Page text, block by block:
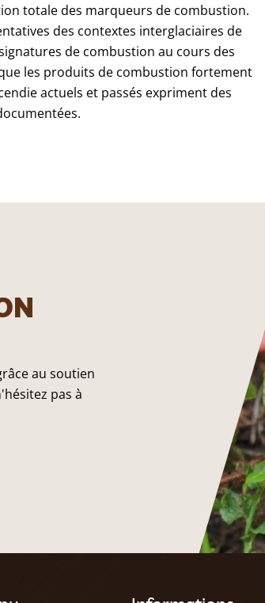
totale des marqueurs de combustion.
des contextes interglaciaires de
de combustion au cours des
les produits de combustion fortement
actuels et passés expriment des
au soutien
pas à